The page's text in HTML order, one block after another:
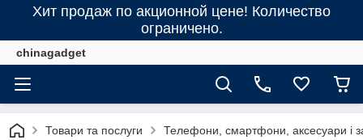
Хит продаж по акционной цене! Количество
ограничено.
chinagadget
Товари та послуги Телефони, смартфони, аксесуари і